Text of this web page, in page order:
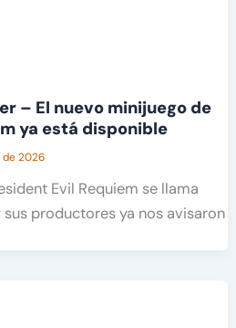
– El nuevo minijuego de
ya está disponible
de 2026
Evil Requiem se llama
productores ya nos avisaron